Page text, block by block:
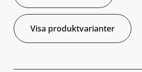
Visa produktvarianter